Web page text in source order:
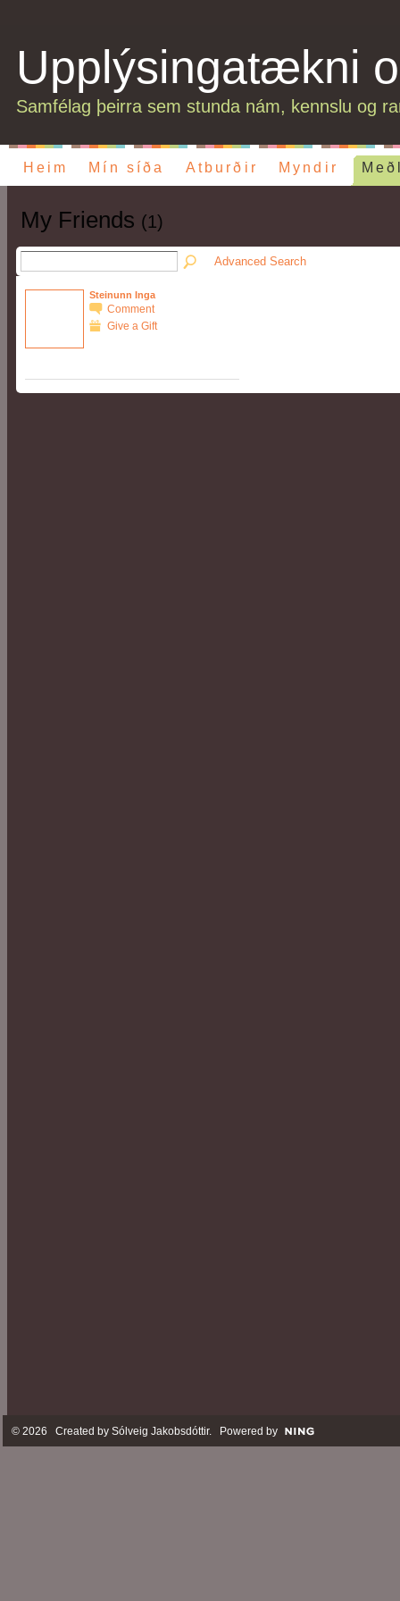
Upplýsingatækni
Samfélag þeirra sem stunda nám, kennslu og
Heim Mín síða Atburðir Myndir
My Friends (1)
Advanced Search
Steinunn Inga
Comment
Give a Gift
© 2026 Created by Sólveig Jakobsdóttir. Powered by